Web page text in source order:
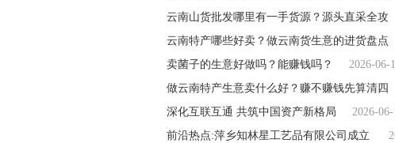
云南山货批发哪里有一手货源？源头直采全攻
云南特产哪些好卖？做云南货生意的进货盘点
卖菌子的生意好做吗？能赚钱吗？
2026-06-
做云南特产生意卖什么好？赚不赚钱先算清四
深化互联互通 共筑中国资产新格局
2026-
前沿热点:萍乡知林星工艺品有限公司成立